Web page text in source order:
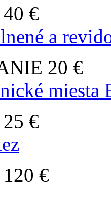
40 €
a
20 €
miesta
25 €
120 €